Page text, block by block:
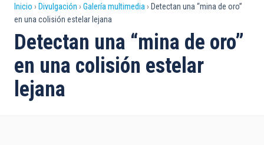
Sobrescribir
enlaces
de
ayuda
a
Inicio Divulgación Galería multimedia
Detectan una “mina de oro”
en una colisión estelar lejana
Detectan una “mina de oro”
en una colisión estelar
lejana